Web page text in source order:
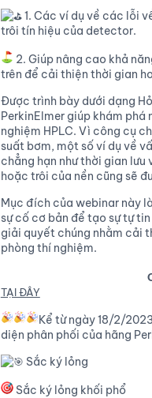
1. Các ví dụ về các lỗi
trôi tín hiệu của detector.
2. Giúp nâng cao khả
trên để cải thiện thời gian
Được trình bày dưới dạng
PerkinElmer giúp khám
nghiệm HPLC. Vì công cụ
suất bơm, một số ví dụ về
chẳng hạn như thời gian
hoặc trôi của nền cũng sẽ
Mục đích của webinar này
sự cố cơ bản để tạo sự tự
giải quyết chúng nhằm cải
phòng thí nghiệm.
TẠI ĐÂY
Kể từ ngày 18/2/
diện phân phối của hãng
Sắc ký lỏng
Sắc ký lỏng khối phổ